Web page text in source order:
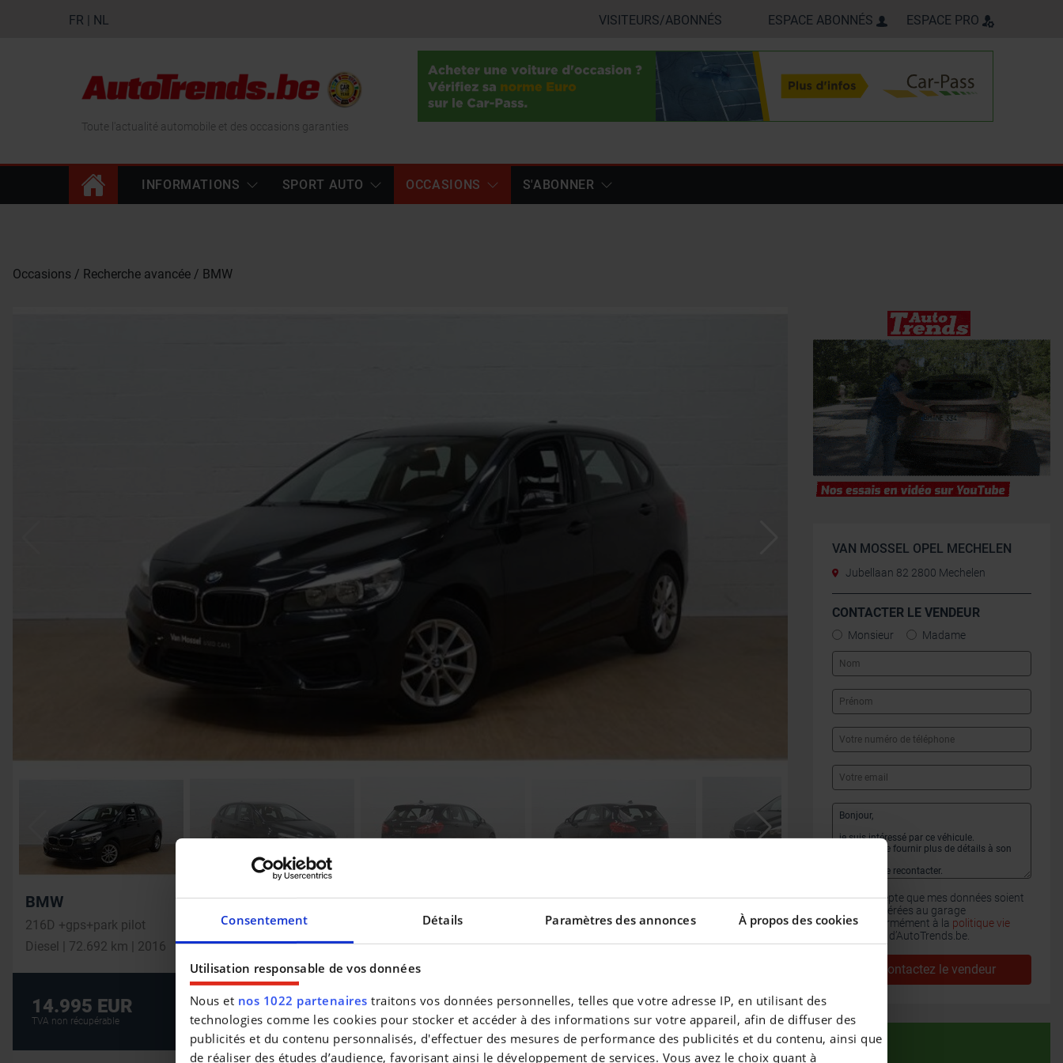
Consentement Détails Paramètres des annonces À propos des cookies
Utilisation responsable de vos données
Nous et nos 1022 partenaires traitons vos données personnelles, telles que votre adresse IP, en utilisant des
technologies comme les cookies pour stocker et accéder à des informations sur votre appareil, afin de diffuser des
publicités et du contenu personnalisés, d'effectuer des mesures de performance des publicités et du contenu, ainsi que
de réaliser des études d’audience, favorisant ainsi le développement de services. Vous avez le choix quant à
FR | NL VISITEURS/ABONNÉS ESPACE ABONNÉS ESPACE PRO
Toute l'actualité automobile et des occasions garanties
INFORMATIONS SPORT AUTO OCCASIONS S'ABONNER
Occasions Recherche avancée BMW
BMW
216D +gps+park pilot
Diesel | 72.692 km | 2016
14.995 EUR
TVA non récupérable
Crédit auto au meilleur taux !
CRÉDIT AUTO
VAN MOSSEL OPEL MECHELEN
Jubellaan 82 2800 Mechelen
CONTACTER LE VENDEUR
Monsieur Madame
J'accepte que mes données soient
transférées au garage
conformément à la politique vie
d’AutoTrends.be.
Contactez le vendeur